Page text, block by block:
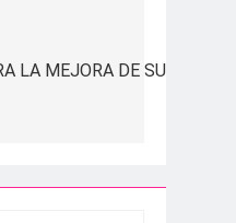
LA MEJORA DE SUS